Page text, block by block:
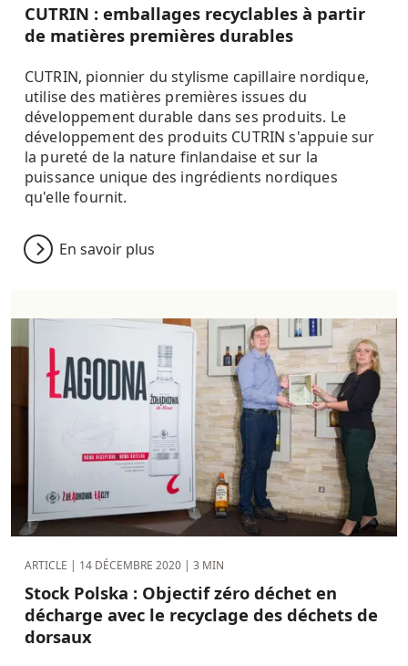
CUTRIN : emballages recyclables à partir
de matières premières durables
CUTRIN, pionnier du stylisme capillaire nordique,
utilise des matières premières issues du
développement durable dans ses produits. Le
développement des produits CUTRIN s'appuie sur
la pureté de la nature finlandaise et sur la
puissance unique des ingrédients nordiques
qu'elle fournit.
En savoir plus
ARTICLE | 14 DÉCEMBRE 2020 | 3 MIN
Stock Polska : Objectif zéro déchet en
décharge avec le recyclage des déchets de
dorsaux